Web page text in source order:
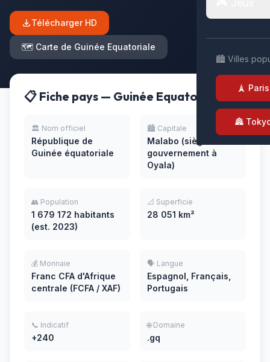
🏙️ Villes
🗼 Paris
🏯
Télécharger HD
🗺️ Carte de Guinée Equatoriale
📋 Fiche pays — Guinée Equatoriale
🏛️ Nom officiel
République de
Guinée équatoriale
🏙️ Capitale
Malabo (siège du
gouvernement à
Oyala)
👥 Population
1 679 172 habitants
(est. 2023)
📐 Superficie
28 051 km²
💰 Monnaie
Franc CFA d'Afrique
centrale (FCFA / XAF)
🗣️ Langue
Espagnol, Français,
Portugais
📞 Indicatif
+240
🌐 Domaine
.gq